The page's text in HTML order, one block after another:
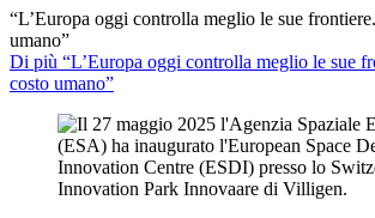
“L’Europa oggi controlla meglio le sue
umano”
Di più “L’Europa oggi controlla meglio le sue
costo umano”